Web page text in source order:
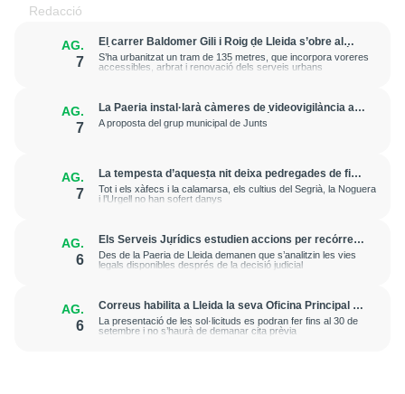
ESPORTS
Redacció
AG.
7
El carrer Baldomer Gili i Roig de Lleida s’obre al
trànsit per millorar la connexió entre Ciutat Jardí i
l’entorn de Rovira Roure
S’ha urbanitzat un tram de 135 metres, que incorpora voreres
accessibles, arbrat i renovació dels serveis urbans
AG.
7
La Paeria instal·larà càmeres de videovigilància a
la plaça Edil Saturnino, a l'estació
A proposta del grup municipal de Junts
AG.
7
La tempesta d’aquesta nit deixa pedregades de fins
a 7 cm a Raimat, però la verema no pateix
afectacions significatives
Tot i els xàfecs i la calamarsa, els cultius del Segrià, la Noguera
i l’Urgell no han sofert danys
AG.
6
Els Serveis Jurídics estudien accions per recórrer
l’excarceració de l’investigat per l’onada de
robatoris i incendis a l’Horta
Des de la Paeria de Lleida demanen que s’analitzin les vies
legals disponibles després de la decisió judicial
AG.
6
Correus habilita a Lleida la seva Oficina Principal i
la sucursal de Lleida Ronda per a atendre les
esmenes de regularització de migrants
La presentació de les sol·licituds es podran fer fins al 30 de
setembre i no s’haurà de demanar cita prèvia